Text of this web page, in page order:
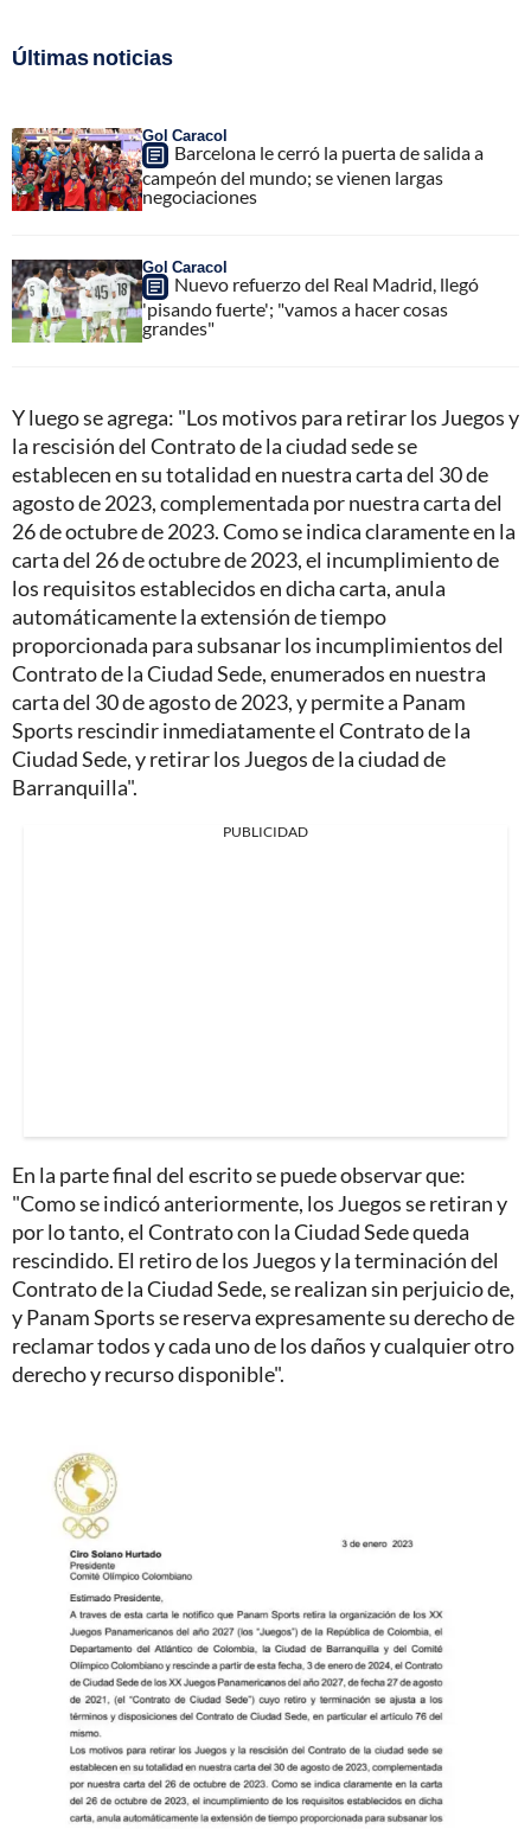
Últimas noticias
Gol Caracol
Barcelona le cerró la puerta de salida a
campeón del mundo; se vienen largas
negociaciones
Gol Caracol
Nuevo refuerzo del Real Madrid, llegó
'pisando fuerte'; "vamos a hacer cosas
grandes"
Y luego se agrega: "Los motivos para retirar los Juegos y
la rescisión del Contrato de la ciudad sede se
establecen en su totalidad en nuestra carta del 30 de
agosto de 2023, complementada por nuestra carta del
26 de octubre de 2023. Como se indica claramente en la
carta del 26 de octubre de 2023, el incumplimiento de
los requisitos establecidos en dicha carta, anula
automáticamente la extensión de tiempo
proporcionada para subsanar los incumplimientos del
Contrato de la Ciudad Sede, enumerados en nuestra
carta del 30 de agosto de 2023, y permite a Panam
Sports rescindir inmediatamente el Contrato de la
Ciudad Sede, y retirar los Juegos de la ciudad de
Barranquilla".
PUBLICIDAD
En la parte final del escrito se puede observar que:
"Como se indicó anteriormente, los Juegos se retiran y
por lo tanto, el Contrato con la Ciudad Sede queda
rescindido. El retiro de los Juegos y la terminación del
Contrato de la Ciudad Sede, se realizan sin perjuicio de,
y Panam Sports se reserva expresamente su derecho de
reclamar todos y cada uno de los daños y cualquier otro
derecho y recurso disponible".